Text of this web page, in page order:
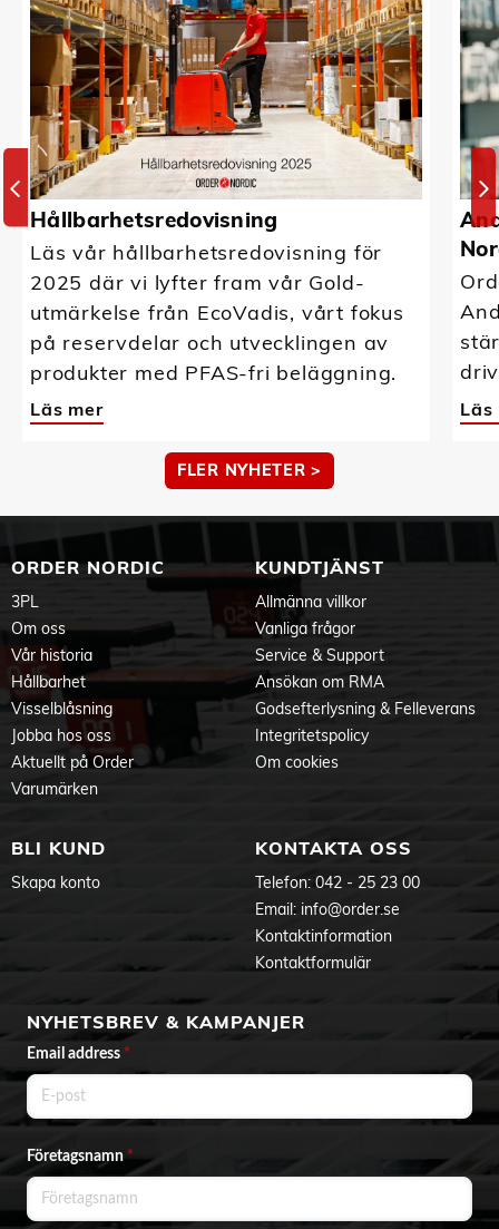
Hållbarhetsredovisning
Läs vår hållbarhetsredovisning för
2025 där vi lyfter fram vår Gold-
utmärkelse från EcoVadis, vårt fokus
på reservdelar och utvecklingen av
produkter med PFAS-fri beläggning.
Läs mer Läs
FLER NYHETER >
ORDER NORDIC
3PL
Om oss
Vår historia
Hållbarhet
Visselblåsning
Jobba hos oss
Aktuellt på Order
Varumärken
KUNDTJÄNST
Allmänna villkor
Vanliga frågor
Service & Support
Ansökan om RMA
Godsefterlysning & Felleverans
Integritetspolicy
Om cookies
BLI KUND
Skapa konto
KONTAKTA OSS
Telefon: 042 - 25 23 00
Email: info@order.se
Kontaktinformation
Kontaktformulär
NYHETSBREV & KAMPANJER
Email address *
Företagsnamn*